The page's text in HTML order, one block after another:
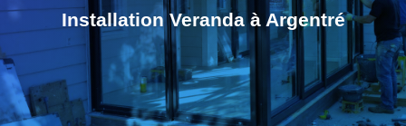
Installation Veranda à Argentré